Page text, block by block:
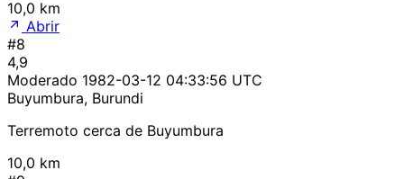
10,0 km
Abrir
#8
4,9
Moderado 1982-03-12 04:33:56 UTC
Buyumbura, Burundi
Terremoto cerca de Buyumbura
10,0 km